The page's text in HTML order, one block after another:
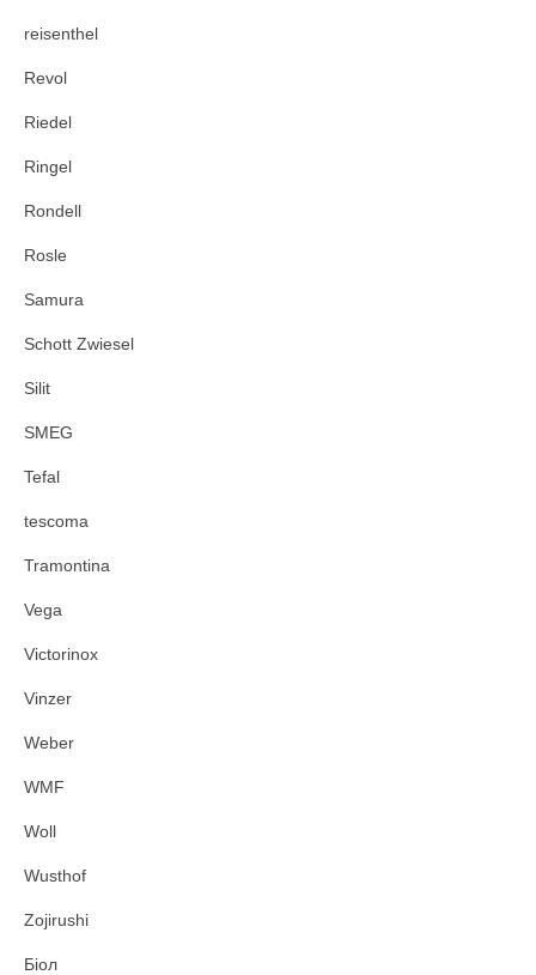
reisenthel
Revol
Riedel
Ringel
Rondell
Rosle
Samura
Schott Zwiesel
Silit
SMEG
Tefal
tescoma
Tramontina
Vega
Victorinox
Vinzer
Weber
WMF
Woll
Wusthof
Zojirushi
Біол